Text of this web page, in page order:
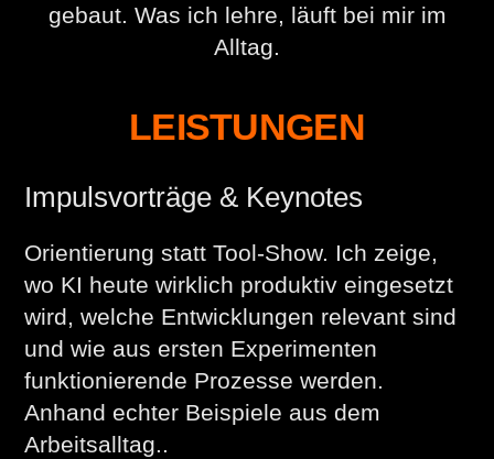
gebaut. Was ich lehre, läuft bei mir im
Alltag.
LEISTUNGEN
Impulsvorträge & Keynotes
Orientierung statt Tool-Show. Ich zeige,
wo KI heute wirklich produktiv eingesetzt
wird, welche Entwicklungen relevant sind
und wie aus ersten Experimenten
funktionierende Prozesse werden.
Anhand echter Beispiele aus dem
Arbeitsalltag..